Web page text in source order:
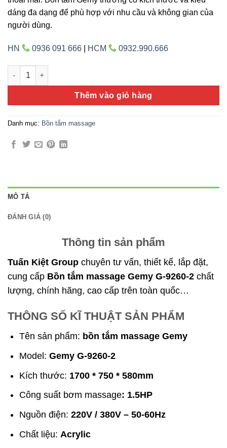
dáng đa dạng để phù hợp với nhu cầu và không gian của
người dùng.
HN 0936 091 666 HCM 0932.990.666
Gemy G-9260-2 số lượng
Thêm vào giỏ hàng
Danh mục: Bồn tắm massage
MÔ TẢ
ĐÁNH GIÁ (0)
Thông tin sản phẩm
Tuấn Kiệt Group chuyên tư vấn, thiết kế, lắp đặt,
cung cấp Bồn tắm massage Gemy G-9260-2 chất
lượng, chính hãng, cao cấp trên toàn quốc…
THÔNG SỐ KĨ THUẬT SẢN PHẨM
Tên sản phẩm: bồn tắm massage Gemy
Model:Gemy G-9260-2
Kích thước: 1700 * 750 * 580mm
Công suất bơm massage: 1.5HP
Nguồn điện:220V / 380V – 50-60Hz
Chất liệu: Acrylic